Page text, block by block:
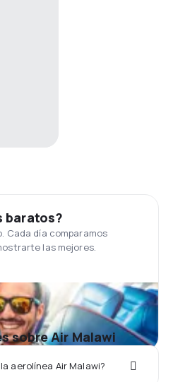
baratos?
Cada día comparamos
las mejores.
sobre Air Malawi
aerolínea Air Malawi?